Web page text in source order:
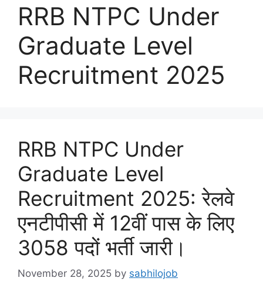
RRB NTPC Under
Graduate Level
Recruitment 2025
RRB NTPC Under
Graduate Level
Recruitment 2025: रेलवे
एनटीपीसी में 12वीं पास के लिए
3058 पदों भर्ती जारी।
November 28, 2025 by sabhilojob